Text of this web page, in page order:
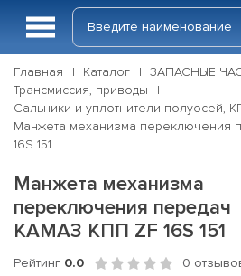
Главная Каталог
ЗАПАСНЫЕ
Трансмиссия, приводы
Сальники и уплотнители полуосей,
Манжета механизма переключения
16S 151
Манжета механизма
переключения передач
КАМАЗ КПП ZF 16S 151
Рейтинг 0.0 0